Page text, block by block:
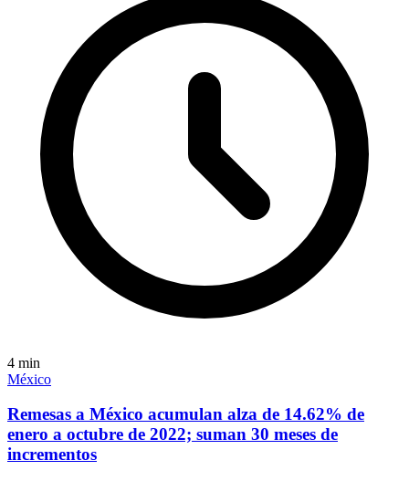
4 min
México
Remesas a México acumulan alza de 14.62% de
enero a octubre de 2022; suman 30 meses de
incrementos